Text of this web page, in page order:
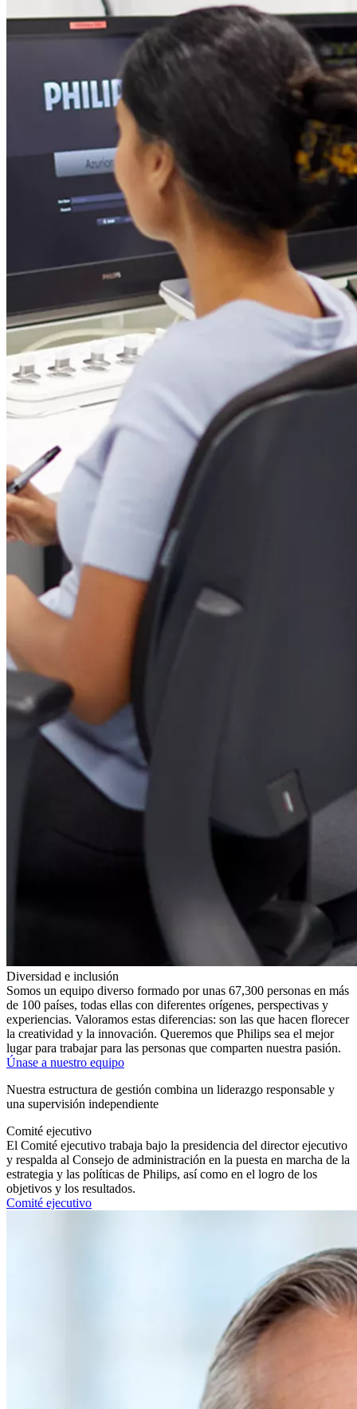
Diversidad e inclusión
Somos un equipo diverso formado por unas 67,300 personas en más
de 100 países, todas ellas con diferentes orígenes, perspectivas y
experiencias. Valoramos estas diferencias: son las que hacen florecer
la creatividad y la innovación. Queremos que Philips sea el mejor
lugar para trabajar para las personas que comparten nuestra pasión.
Únase a nuestro equipo
Nuestra estructura de gestión combina un liderazgo responsable y
una supervisión independiente
Comité ejecutivo
El Comité ejecutivo trabaja bajo la presidencia del director ejecutivo
y respalda al Consejo de administración en la puesta en marcha de la
estrategia y las políticas de Philips, así como en el logro de los
objetivos y los resultados.
Comité ejecutivo